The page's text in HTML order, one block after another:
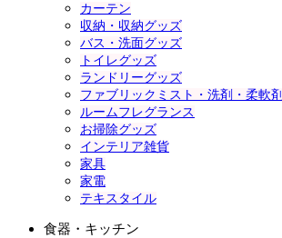
カーテン
収納・収納グッズ
バス・洗面グッズ
トイレグッズ
ランドリーグッズ
ファブリックミスト・洗剤・柔軟剤
ルームフレグランス
お掃除グッズ
インテリア雑貨
家具
家電
テキスタイル
食器・キッチン